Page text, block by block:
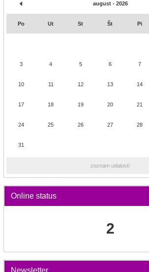
august - 2026
Po Ut St Št Pi
3 4 5 6 7
10 11 12 13 14
17 18 19 20 21
24 25 26 27 28
31
zoznam udalostí
Online status
2